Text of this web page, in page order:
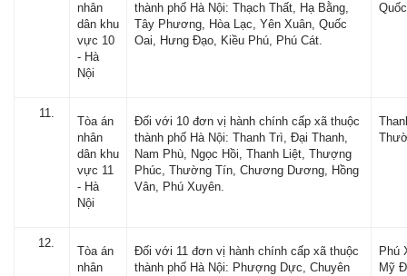
nhân
dân khu
vực 10
- Hà
Nội
thành phố Hà Nội: Thạch Thất, Hạ Bằng,
Tây Phương, Hòa Lạc, Yên Xuân, Quốc
Oai, Hưng Đạo, Kiều Phú, Phú Cát.
Tòa án
nhân
dân khu
vực 11
- Hà
Nội
Đối với 10 đơn vị hành chính cấp xã thuộc
thành phố Hà Nội: Thanh Trì, Đại Thanh,
Nam Phù, Ngọc Hồi, Thanh Liệt, Thượng
Phúc, Thường Tín, Chương Dương, Hồng
Vân, Phú Xuyên.
Tòa án
nhân
Đối với 11 đơn vị hành chính cấp xã thuộc
thành phố Hà Nội: Phượng Dực, Chuyên
Phú
Mỹ